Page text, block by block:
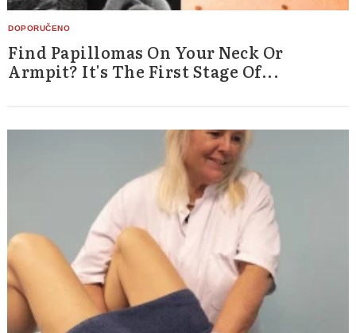
Find Papillomas On Your Neck Or
Armpit? It's The First Stage Of...